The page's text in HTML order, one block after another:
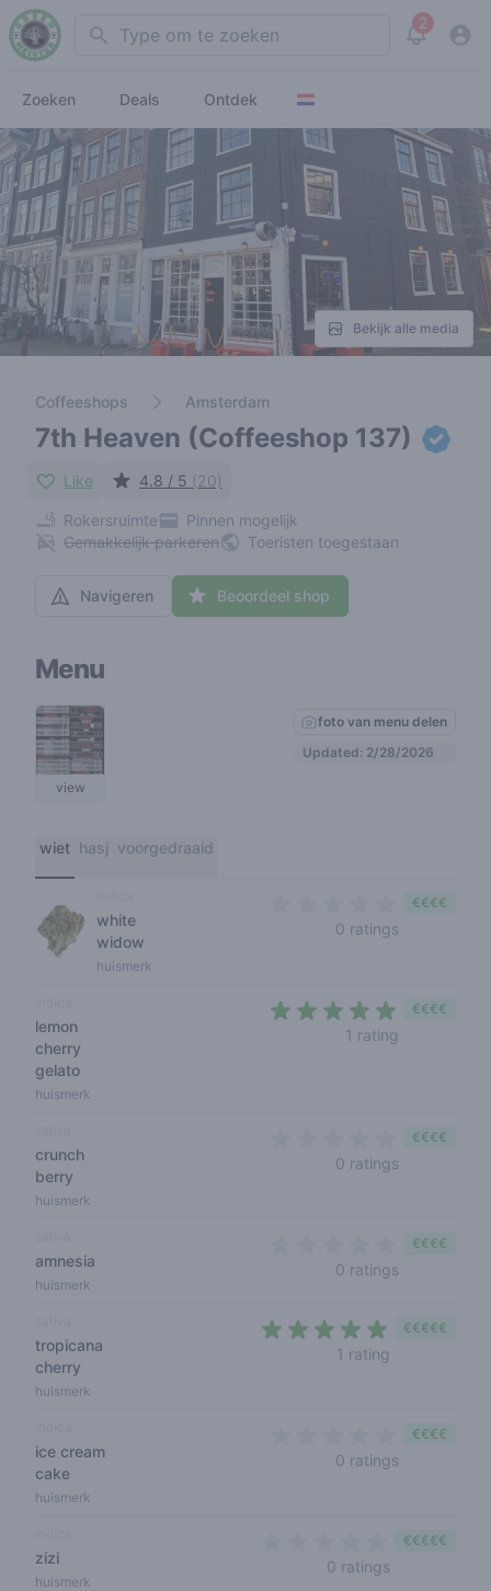
Search 2
View
Zoeken Deals Ontdek
Bekijk alle media
Coffeeshops Amsterdam
7th Heaven (Coffeeshop 137)
Like 4.8 / 5 (20)
Rokersruimte
Pinnen mogelijk
Gemakkelijk parkeren
Toeristen toegestaan
Navigeren Beoordeel shop
Menu
view
foto van menu delen
Updated: 2/28/2026
wiet hasj voorgedraaid
white
widow
huismerk
0 ratings
€€€€
lemon
cherry
gelato
huismerk
1 rating
€€€€
crunch
berry
huismerk
0 ratings
€€€€
amnesia
huismerk
0 ratings
€€€€
tropicana
cherry
huismerk
1 rating
€€€€€
ice cream
cake
huismerk
0 ratings
€€€€
zizi
huismerk
0 ratings
€€€€€